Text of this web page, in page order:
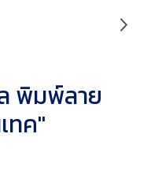
พิมพ์ลาย
ทค"